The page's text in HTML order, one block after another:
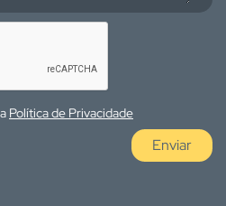
Política de Privacidade
Enviar